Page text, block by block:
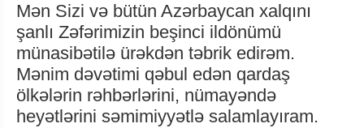
Mən Sizi və bütün Azərbaycan xalqını
şanlı Zəfərimizin beşinci ildönümü
münasibətilə ürəkdən təbrik edirəm.
Mənim dəvətimi qəbul edən qardaş
ölkələrin rəhbərlərini, nümayəndə
heyətlərini səmimiyyətlə salamlayıram.